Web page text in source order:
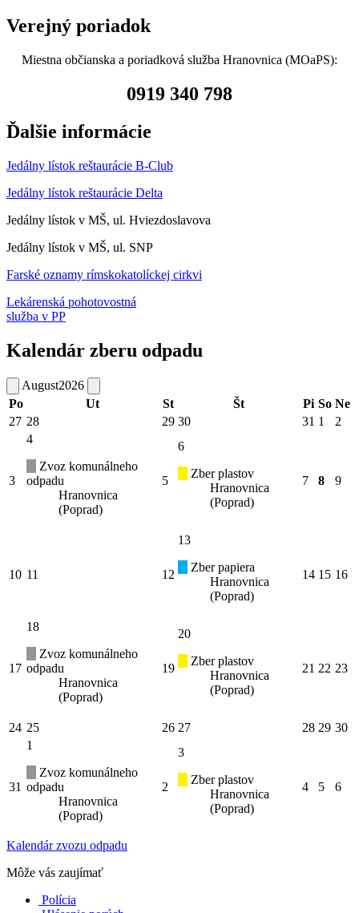
Verejný poriadok
Miestna občianska a poriadková služba Hranovnica (MOaPS):
0919 340 798
Ďalšie informácie
Jedálny lístok reštaurácie B-Club
Jedálny lístok reštaurácie Delta
Jedálny lístok v MŠ, ul. Hviezdoslavova
Jedálny lístok v MŠ, ul. SNP
Farské oznamy rímskokatolíckej cirkvi
Lekárenská pohotovostná
služba v PP
Kalendár zberu odpadu
August2026
Po
Ut St Št Pi So Ne
27 28 29 30 31 1 2
3
4
Zvoz komunálneho
odpadu
Hranovnica
(Poprad)
5
6
Zber plastov
Hranovnica
(Poprad)
7 8 9
10 11 12
13
Zber papiera
Hranovnica
(Poprad)
14 15 16
17
18
Zvoz komunálneho
odpadu
Hranovnica
(Poprad)
19
20
Zber plastov
Hranovnica
(Poprad)
21 22 23
24 25 26 27 28 29 30
31
1
Zvoz komunálneho
odpadu
Hranovnica
(Poprad)
2
3
Zber plastov
Hranovnica
(Poprad)
4 5 6
Kalendár zvozu odpadu
Môže vás zaujímať
Polícia